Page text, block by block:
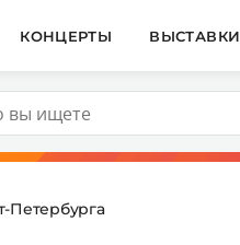
КОНЦЕРТЫ ВЫСТАВКИ
Петербурга